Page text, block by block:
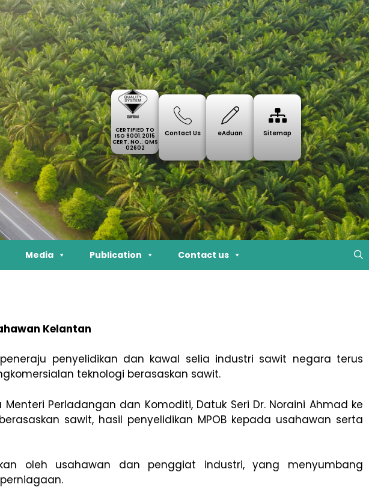
CERTIFIED TO
ISO 9001:2015
CERT. NO.: QMS
02602
Contact Us eAduan Sitemap
Media Publication Contact us
Kelantan
penyelidikan dan kawal selia industri sawit negara terus
teknologi berasaskan sawit.
Perladangan dan Komoditi, Datuk Seri Dr. Noraini Ahmad ke
sawit, hasil penyelidikan MPOB kepada usahawan serta
oleh usahawan dan penggiat industri, yang menyumbang